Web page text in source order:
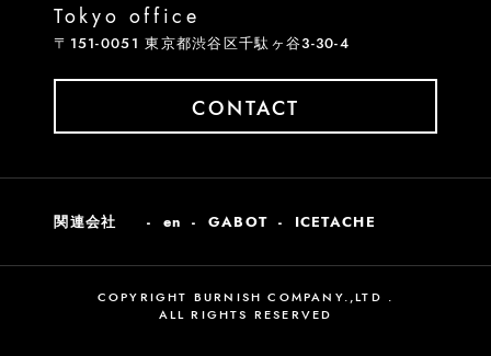
関連会社 en GABOT ICETACHE
Tokyo office
〒151-0051 東京都渋谷区千駄ヶ谷3-30-4
CONTACT
COPYRIGHT BURNISH COMPANY.,LTD .
ALL RIGHTS RESERVED